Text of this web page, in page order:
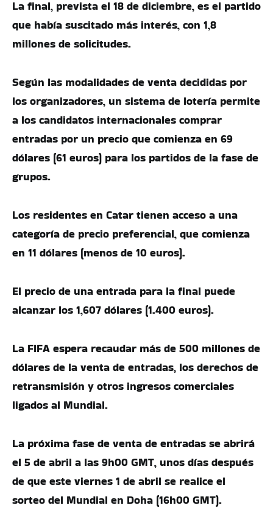
La final, prevista el 18 de diciembre, es el partido
que había suscitado más interés, con 1,8
millones de solicitudes.
Según las modalidades de venta decididas por
los organizadores, un sistema de lotería permite
a los candidatos internacionales comprar
entradas por un precio que comienza en 69
dólares (61 euros) para los partidos de la fase de
grupos.
Los residentes en Catar tienen acceso a una
categoría de precio preferencial, que comienza
en 11 dólares (menos de 10 euros).
El precio de una entrada para la final puede
alcanzar los 1,607 dólares (1.400 euros).
La FIFA espera recaudar más de 500 millones de
dólares de la venta de entradas, los derechos de
retransmisión y otros ingresos comerciales
ligados al Mundial.
La próxima fase de venta de entradas se abrirá
el 5 de abril a las 9h00 GMT, unos días después
de que este viernes 1 de abril se realice el
sorteo del Mundial en Doha (16h00 GMT).